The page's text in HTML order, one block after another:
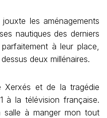
les aménagements
nautiques des derniers
à leur place,
deux millénaires.
Xerxés et de la tragédie
à la télévision française.
salle à manger mon tout